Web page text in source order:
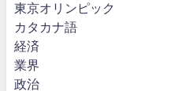
東京オリンピック
カタカナ語
経済
業界
政治